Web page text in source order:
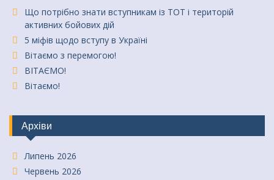
Що потрібно знати вступникам із ТОТ і територій
активних бойових дій
5 міфів щодо вступу в Україні
Вітаємо з перемогою!
ВІТАЄМО!
Вітаємо!
Архіви
Липень 2026
Червень 2026